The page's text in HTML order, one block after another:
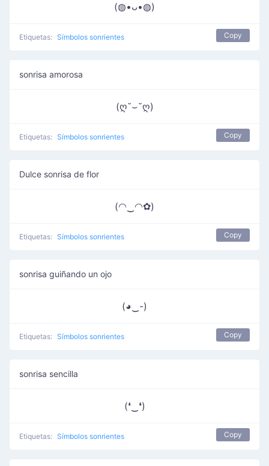
(◍•ᴗ•◍)
Etiquetas: Símbolos sonrientes Copy
sonrisa amorosa
(ღ˘⌣˘ღ)
Etiquetas: Símbolos sonrientes Copy
Dulce sonrisa de flor
(◠‿◠✿)
Etiquetas: Símbolos sonrientes Copy
sonrisa guiñando un ojo
(◕‿-)
Etiquetas: Símbolos sonrientes Copy
sonrisa sencilla
(❛‿❛)
Etiquetas: Símbolos sonrientes Copy